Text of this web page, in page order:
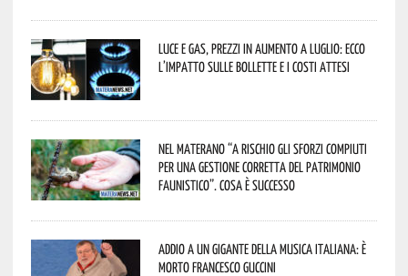
Luce e gas, prezzi in aumento a luglio: ecco
l’impatto sulle bollette e i costi attesi
Nel materano “a rischio gli sforzi compiuti
per una gestione corretta del patrimonio
faunistico”. Cosa è successo
Addio a un gigante della musica italiana: è
morto Francesco Guccini